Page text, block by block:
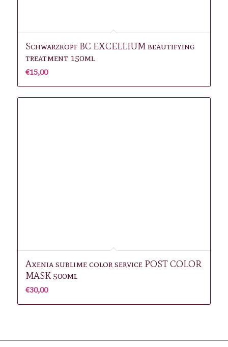
Schwarzkopf BC EXCELLIUM beautifying
treatment 150ml
€15,00
Axenia sublime color service POST COLOR
MASK 500ml
€30,00